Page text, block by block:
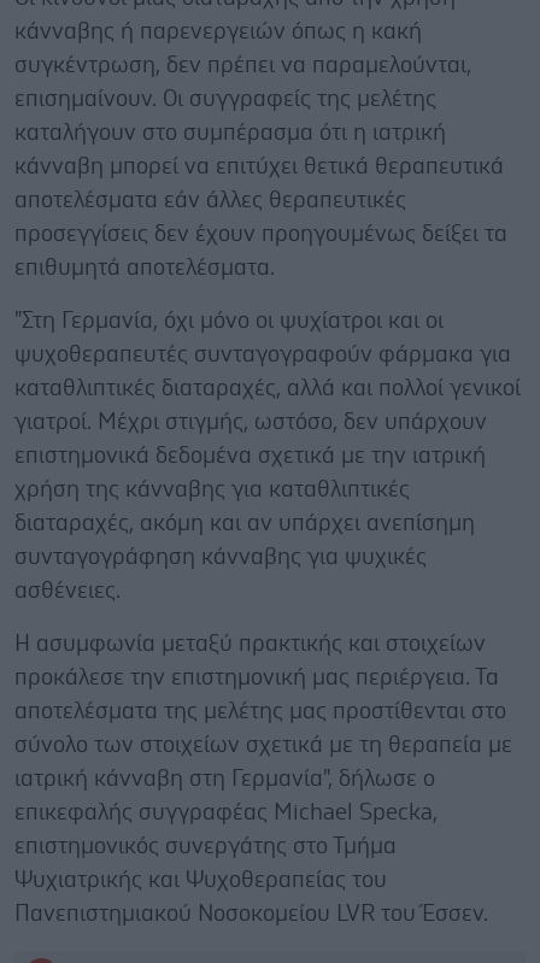
κάνναβης ή παρενεργειών όπως η κακή
συγκέντρωση, δεν πρέπει να παραμελούνται,
επισημαίνουν. Οι συγγραφείς της μελέτης
καταλήγουν στο συμπέρασμα ότι η ιατρική
κάνναβη μπορεί να επιτύχει θετικά θεραπευτικά
αποτελέσματα εάν άλλες θεραπευτικές
προσεγγίσεις δεν έχουν προηγουμένως δείξει τα
επιθυμητά αποτελέσματα.
"Στη Γερμανία, όχι μόνο οι ψυχίατροι και οι
ψυχοθεραπευτές συνταγογραφούν φάρμακα για
καταθλιπτικές διαταραχές, αλλά και πολλοί γενικοί
γιατροί. Μέχρι στιγμής, ωστόσο, δεν υπάρχουν
επιστημονικά δεδομένα σχετικά με την ιατρική
χρήση της κάνναβης για καταθλιπτικές
διαταραχές, ακόμη και αν υπάρχει ανεπίσημη
συνταγογράφηση κάνναβης για ψυχικές
ασθένειες.
Η ασυμφωνία μεταξύ πρακτικής και στοιχείων
προκάλεσε την επιστημονική μας περιέργεια. Τα
αποτελέσματα της μελέτης μας προστίθενται στο
σύνολο των στοιχείων σχετικά με τη θεραπεία με
ιατρική κάνναβη στη Γερμανία", δήλωσε ο
επικεφαλής συγγραφέας Michael Specka,
επιστημονικός συνεργάτης στο Τμήμα
Ψυχιατρικής και Ψυχοθεραπείας του
Πανεπιστημιακού Νοσοκομείου LVR του Έσσεν.